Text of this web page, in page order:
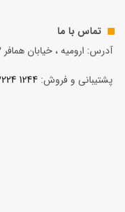
تماس با ما
آدرس: ارومیه ، خیابان همافر 2 ، مابين فلكه نه پله و کسری
پشتیبانی و فروش: 1244 3224 - 044